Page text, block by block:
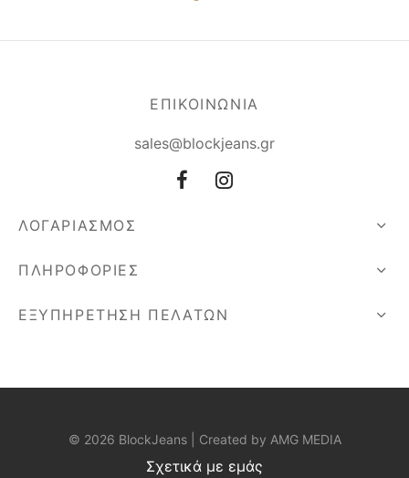
ΕΠΙΚΟΙΝΩΝΙΑ
sales@blockjeans.gr
ΛΟΓΑΡΙΑΣΜΟΣ
ΠΛΗΡΟΦΟΡΙΕΣ
ΕΞΥΠΗΡΕΤΗΣΗ ΠΕΛΑΤΩΝ
© 2026 BlockJeans | Created by AMG MEDIA
Σχετικά με εμάς